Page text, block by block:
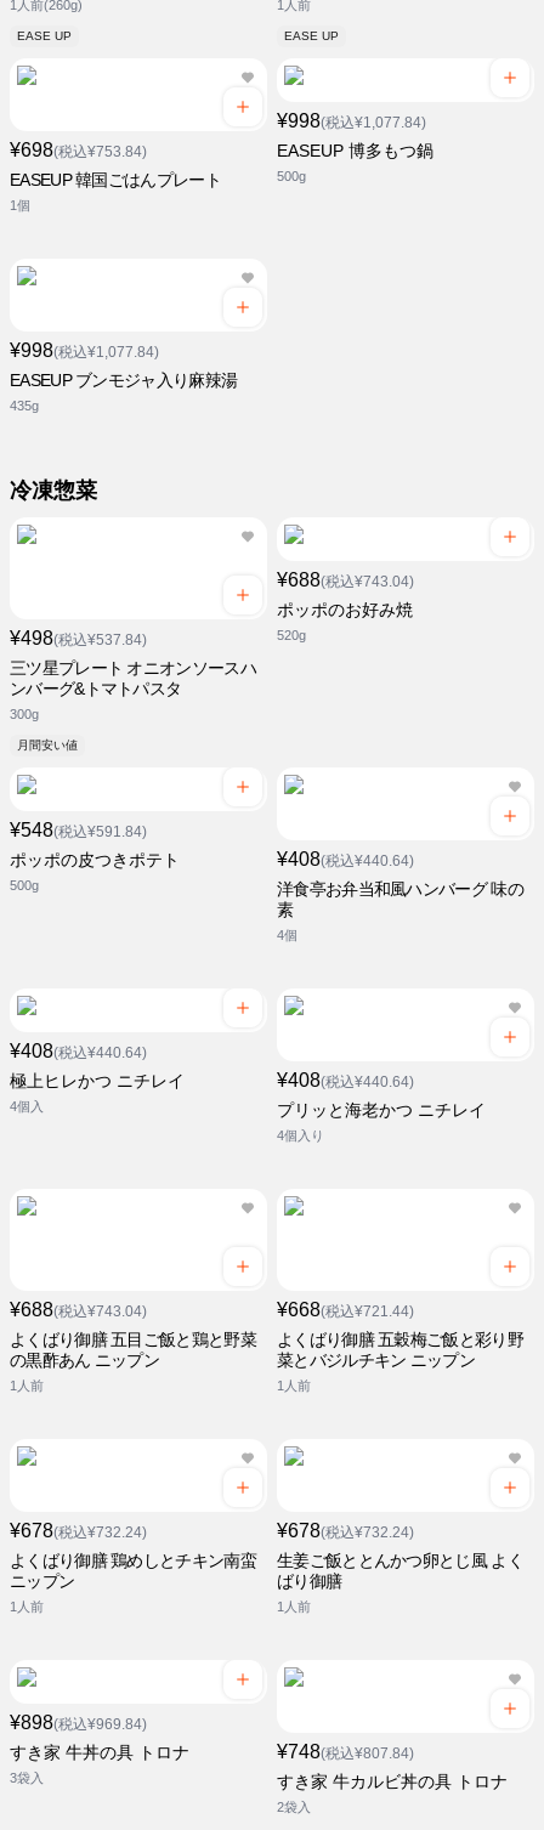
1人前(260g)
EASE UP
1人前
EASE UP
¥698(税込¥753.84)
EASEUP 韓国ごはんプレート
1個
¥998(税込¥1,077.84)
EASEUP 博多もつ鍋
500g
¥998(税込¥1,077.84)
EASEUP ブンモジャ入り麻辣湯
435g
冷凍惣菜
¥498(税込¥537.84)
三ツ星プレート オニオンソースハ
ンバーグ&トマトパスタ
300g
月間安い値
¥688(税込¥743.04)
ポッポのお好み焼
520g
¥548(税込¥591.84)
ポッポの皮つきポテト
500g
¥408(税込¥440.64)
洋食亭お弁当和風ハンバーグ 味の
素
4個
¥408(税込¥440.64)
極上ヒレかつ ニチレイ
4個入
¥408(税込¥440.64)
プリッと海老かつ ニチレイ
4個入り
¥688(税込¥743.04)
よくばり御膳 五目ご飯と鶏と野菜
の黒酢あん ニップン
1人前
¥668(税込¥721.44)
よくばり御膳 五穀梅ご飯と彩り野
菜とバジルチキン ニップン
1人前
¥678(税込¥732.24)
よくばり御膳 鶏めしとチキン南蛮
ニップン
1人前
¥678(税込¥732.24)
生姜ご飯ととんかつ卵とじ風 よく
ばり御膳
1人前
¥898(税込¥969.84)
すき家 牛丼の具 トロナ
3袋入
¥748(税込¥807.84)
すき家 牛カルビ丼の具 トロナ
2袋入